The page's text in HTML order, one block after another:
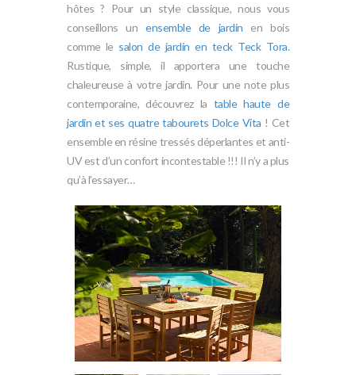
hôtes ? Pour un style classique, nous vous
conseillons un ensemble de jardin en bois
comme le salon de jardin en teck Teck Tora.
Rustique, simple, il apportera une touche
chaleureuse à votre jardin. Pour une note plus
contemporaine, découvrez la table haute de
jardin et ses quatre tabourets Dolce Vita ! Cet
ensemble en résine tressés déperlantes et anti-
UV est d’un confort incontestable !!! Il n’y a plus
qu’à l’essayer…